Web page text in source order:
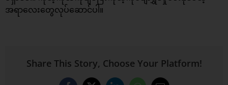
အရာလေးတွေလုပ်ဆောင်ပါ။
Share This Story, Choose Your Platform!